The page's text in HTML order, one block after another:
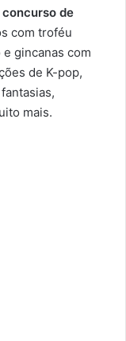
concurso de
com troféu
gincanas com
de K-pop,
mais.